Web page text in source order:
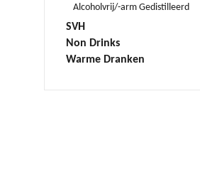
Alcoholvrij/-arm Gedistilleerd
SVH
Non Drinks
Warme Dranken